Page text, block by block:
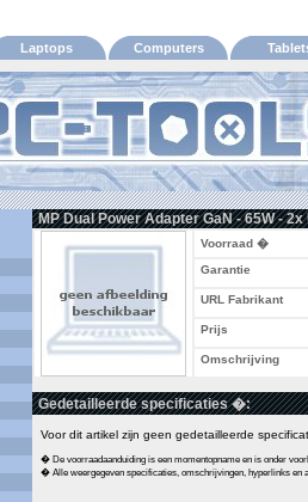
Laptops Computers
MP Dual Power Adapter GaN - 65W - 2x
Voorraad �
Garantie
URL Fabrikant
Prijs
Omschrijving
Gedetailleerde specificaties �:
Voor dit artikel zijn geen gedetailleerde
� De voorraadaanduiding is een momentopname en is onder
� Alle weergegeven specificaties, omschrijvingen, hyperlinks en